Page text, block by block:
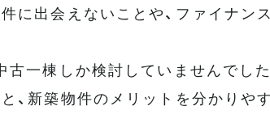
に出会えないことや、ファイナン
一棟しか検討していませんでした
、新築物件のメリットを分かりや